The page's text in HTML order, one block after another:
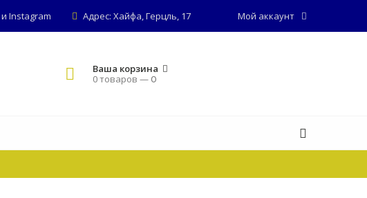
Мой аккаунт
и Instagram Адрес: Хайфа, Герцль, 17
Ваша корзина
0 товаров —0